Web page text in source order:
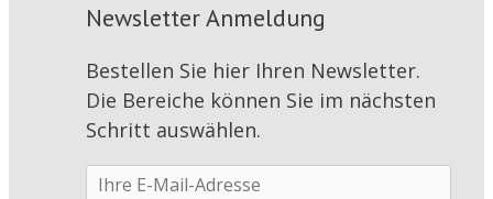
Newsletter Anmeldung
Bestellen Sie hier Ihren Newsletter.
Die Bereiche können Sie im nächsten
Schritt auswählen.